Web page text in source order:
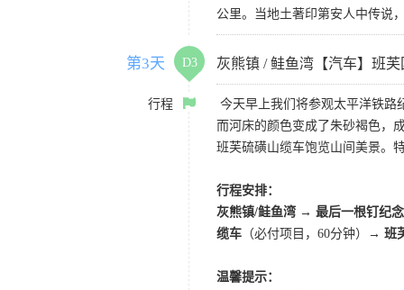
公里。当地土著印第安人中传说
第3天 D3 灰熊镇 / 鲑鱼湾【汽车】班
行程
今天早上我们将参观太平洋铁路
而河床的颜色变成了朱砂褐色，
班芙硫磺山缆车饱览山间美景。
行程安排：
灰熊镇/鲑鱼湾 → 最后一根钉纪
缆车 （必付项目，60分钟）→ 班
温馨提示：